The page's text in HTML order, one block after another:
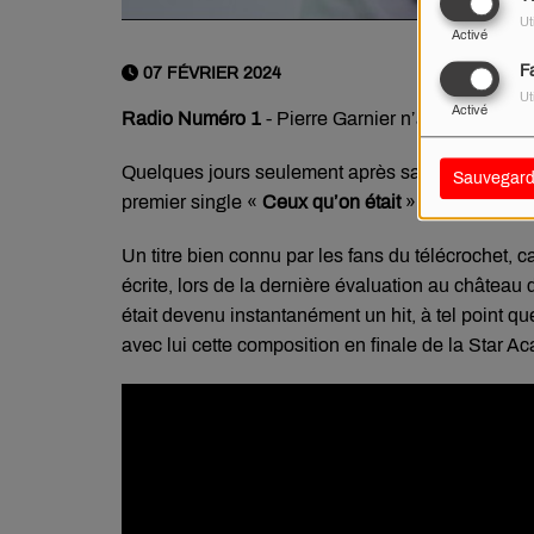
Activé
Activé
07 FÉVRIER 2024
Radio Numéro 1 - Pierre Garnier n’a pas perdu
Quelques jours seulement après sa victoire à la
premier single « Ceux qu’on était».
Un titre bien connu par les fans du télécrochet,
écrite, lors de la dernière évaluation au château
était devenu instantanément un hit, à tel point
avec lui cette composition en finale de la Star